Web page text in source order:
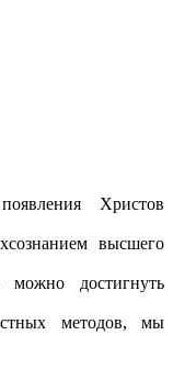
Христов
высшего
можно достигнуть
методов, мы